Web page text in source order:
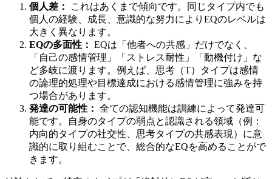
個人差：
これはあくまで傾向です。同じタイプ内でも
個人の経験、成長、意識的な努力によりEQのレベルは
大きく異なります。
EQの多面性： EQは「他者への共感」だけでなく、
「自己の感情管理」「ストレス耐性」「動機付け」な
ど多岐に渡ります。例えば、思考（T）タイプは感情
の論理的処理や目標達成における感情管理に強みを持
つ場合があります。
発達の可能性： 全ての認知機能は訓練によって発達可
能です。自身のタイプの弱点と認識される領域（例：
内向的タイプの社交性、思考タイプの共感表現）に意
識的に取り組むことで、総合的なEQを高めることがで
きます。